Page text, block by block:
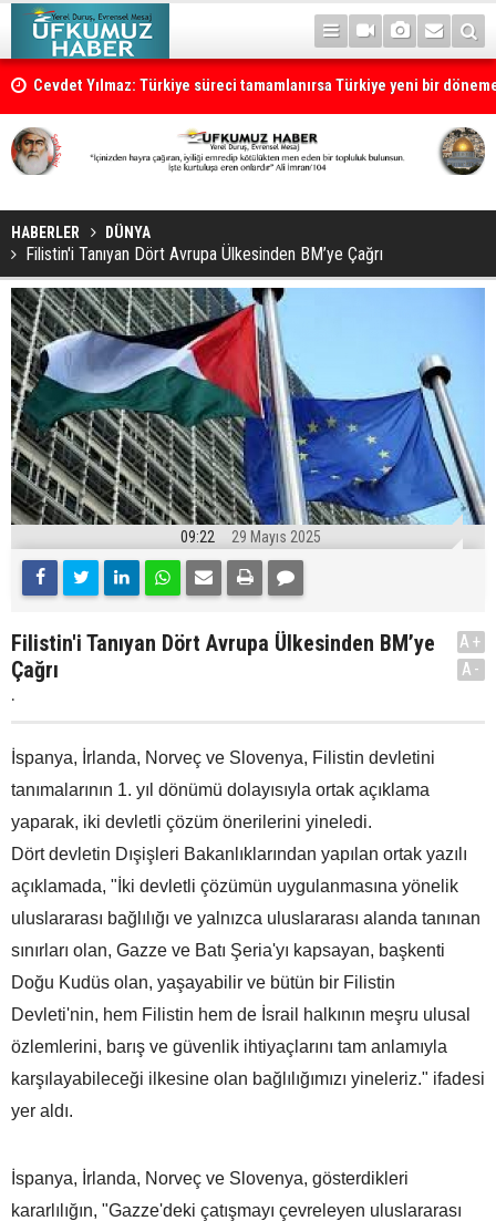
Cevdet Yılmaz: Türkiye süreci tamamlanırsa Türkiye yeni bir
HABERLER DÜNYA
Filistin'i Tanıyan Dört Avrupa Ülkesinden BM’ye Çağrı
09:22 29 Mayıs 2025
Filistin'i Tanıyan Dört Avrupa Ülkesinden BM’ye
Çağrı
.
A+
A-
İspanya, İrlanda, Norveç ve Slovenya, Filistin devletini
tanımalarının 1. yıl dönümü dolayısıyla ortak açıklama
yaparak, iki devletli çözüm önerilerini yineledi.
Dört devletin Dışişleri Bakanlıklarından yapılan ortak yazılı
açıklamada, "İki devletli çözümün uygulanmasına yönelik
uluslararası bağlılığı ve yalnızca uluslararası alanda tanınan
sınırları olan, Gazze ve Batı Şeria'yı kapsayan, başkenti
Doğu Kudüs olan, yaşayabilir ve bütün bir Filistin
Devleti'nin, hem Filistin hem de İsrail halkının meşru ulusal
özlemlerini, barış ve güvenlik ihtiyaçlarını tam anlamıyla
karşılayabileceği ilkesine olan bağlılığımızı yineleriz." ifadesi
yer aldı.
İspanya, İrlanda, Norveç ve Slovenya, gösterdikleri
kararlılığın, "Gazze'deki çatışmayı çevreleyen uluslararası